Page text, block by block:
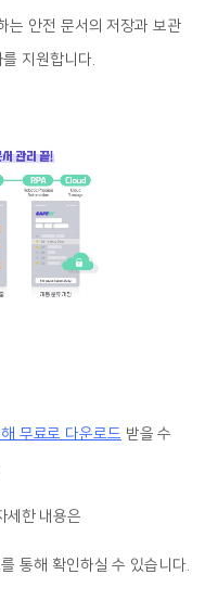
는 안전 문서의 저장과 보관
지원합니다.
무료로 다운로드 받을 수
세한 내용은
통해 확인하실 수 있습니다.